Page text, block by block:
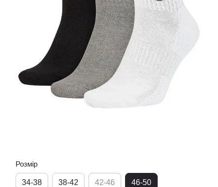
Розмір
34-38 38-42 42-46 46-50